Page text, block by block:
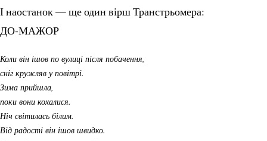
І наостанок — ще один вірш Транстрьомера:
ДО-МАЖОР
Коли він ішов по вулиці після побачення,
сніг кружляв у повітрі.
Зима прийшла,
поки вони кохалися.
Ніч світилась білим.
Від радості він ішов швидко.